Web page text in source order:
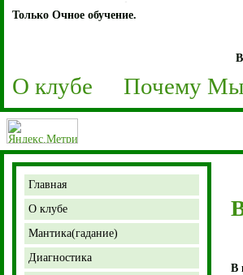
Только Очное обучение.
О клубе Почему
Главная
О клубе
Мантика(гадание)
Диагностика
В